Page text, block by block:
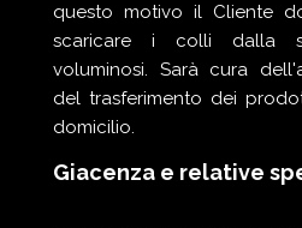
questo motivo il Cliente
scaricare i colli dalla
voluminosi. Sarà cura
del trasferimento dei
domicilio.
Giacenza e relative